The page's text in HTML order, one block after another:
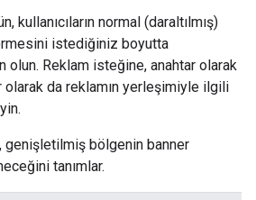
kullanıcıların normal (daraltılmış)
istediğiniz boyutta
olun. Reklam isteğine, anahtar olarak
olarak da reklamın yerleşimiyle ilgili
genişletilmiş bölgenin banner
tanımlar.